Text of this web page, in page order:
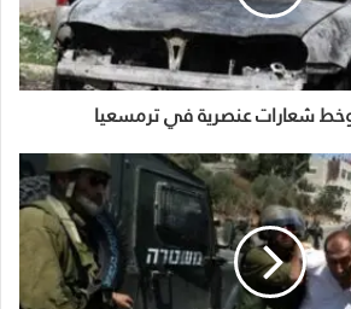
وخط شعارات عنصرية في ترمسعيا